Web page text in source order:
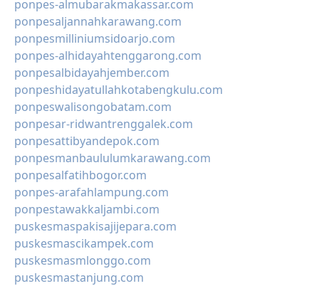
ponpes-almubarakmakassar.com
ponpesaljannahkarawang.com
ponpesmilliniumsidoarjo.com
ponpes-alhidayahtenggarong.com
ponpesalbidayahjember.com
ponpeshidayatullahkotabengkulu.com
ponpeswalisongobatam.com
ponpesar-ridwantrenggalek.com
ponpesattibyandepok.com
ponpesmanbaululumkarawang.com
ponpesalfatihbogor.com
ponpes-arafahlampung.com
ponpestawakkaljambi.com
puskesmaspakisajijepara.com
puskesmascikampek.com
puskesmasmlonggo.com
puskesmastanjung.com